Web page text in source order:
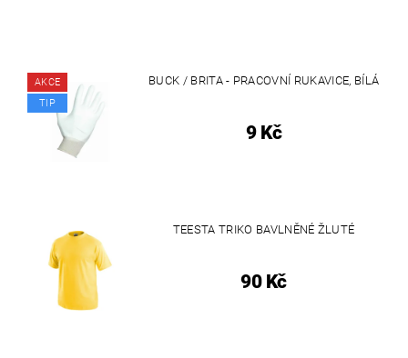
AKCE
TIP
BUCK / BRITA - PRACOVNÍ RUKAVICE, BÍLÁ
9 Kč
TEESTA TRIKO BAVLNĚNÉ ŽLUTÉ
90 Kč